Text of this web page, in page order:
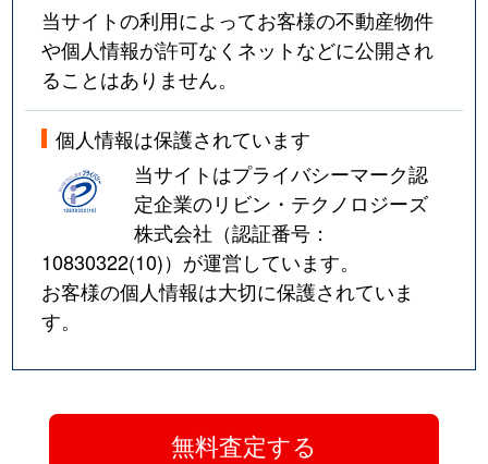
当サイトの利用によってお客様の不動産物件
や個人情報が許可なくネットなどに公開され
ることはありません。
個人情報は保護されています
当サイトはプライバシーマーク認
定企業のリビン・テクノロジーズ
株式会社（認証番号：
10830322(10)）が運営しています。
お客様の個人情報は大切に保護されていま
す。